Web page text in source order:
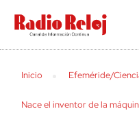
cerrar
Inicio Efeméride/
Nace el inventor de la